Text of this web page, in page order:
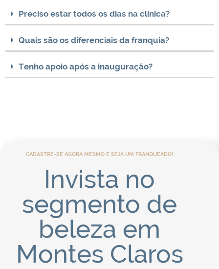
Preciso estar todos os dias na clínica?
Quais são os diferenciais da franquia?
Tenho apoio após a inauguração?
CADASTRE-SE AGORA MESMO E SEJA UM FRANQUEADO!
Invista no
segmento de
beleza em
Montes Claros